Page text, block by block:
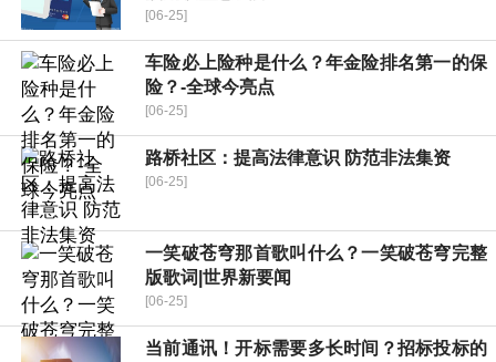
[06-25]
车险必上险种是什么？年金险排名第一的保
险？-全球今亮点
[06-25]
路桥社区：提高法律意识 防范非法集资
[06-25]
一笑破苍穹那首歌叫什么？一笑破苍穹完整
版歌词|世界新要闻
[06-25]
当前通讯！开标需要多长时间？招标投标的